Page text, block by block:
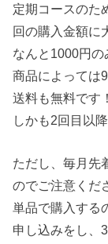
定期コースのた
回の購入金額に
なんと1000円の
商品によっては
送料も無料です！
しかも2回目以
ただし、毎月先
のでご注意くだ
単品で購入する
申し込みをし、